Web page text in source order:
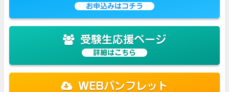
お申込みはコチラ
受験生応援ページ
詳細はこちら
WEBパンフレット